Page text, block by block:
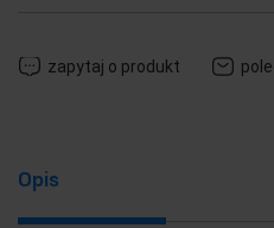
zapytaj o produkt
Opis